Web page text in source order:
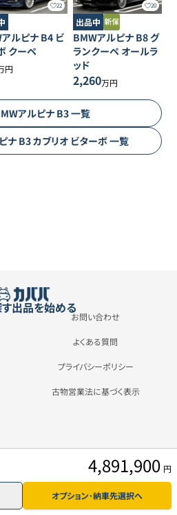
4,891,900 円
オプション･納車先選択へ
22
ルピナB4 ビ
クーペ
円
20
出品中
BMWアルピナ B8グ
ランクーペ オールラ
ッド
2,260万円
アルピナ B3一覧
ナ B3カブリオ ビターボ一覧
出品を始める
お問い合わせ
よくある質問
プライバシーポリシー
古物営業法に基づく表示